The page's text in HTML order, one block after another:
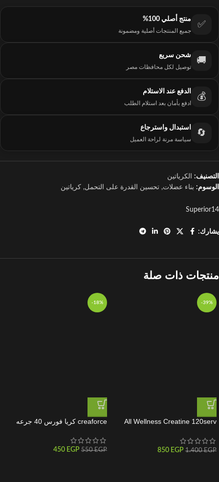
✅
منتج أصلي 100%
جميع المنتجات أصلية ومضمونة
🚚
شحن سريع
توصيل لكل محافظات مصر
💰
الدفع عند الاستلام
ادفع بأمان بعد استلام الطلب
🔄
استبدال واسترجاع
سياسة مرنة لراحة العميل
التصنيف:
الكرياتين
الوسوم: بناء عضلات, تحسين القدرة على التحمل, كرياتين
Superior14
يشارك:
منتجات ذات صلة
-39%
All Wellness Creatine 120serv
1.400EGP
850 EGP
-18%
creaforce كريا فورس 40 جرعه
550EGP
450 EGP